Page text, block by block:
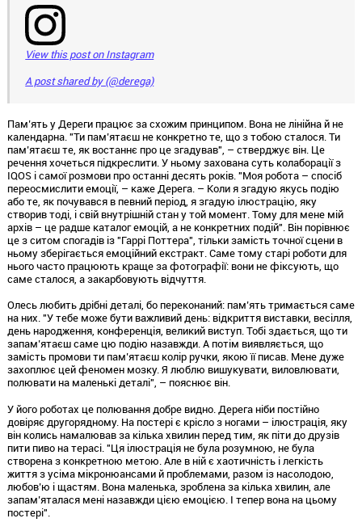
View this post on Instagram
A post shared by (@derega)
Пам’ять у Дереги працює за схожим принципом. Вона не лінійна й не
календарна. "Ти пам’ятаєш не конкретно те, що з тобою сталося. Ти
пам’ятаєш те, як востаннє про це згадував", – стверджує він. Це
речення хочеться підкреслити. У ньому захована суть колаборації з
IQOS і самої розмови про останні десять років. "Моя робота – спосіб
переосмислити емоції, – каже Дерега. – Коли я згадую якусь подію
або те, як почувався в певний період, я згадую ілюстрацію, яку
створив тоді, і свій внутрішній стан у той момент. Тому для мене мій
архів – це радше каталог емоцій, а не конкретних подій". Він порівнює
це з ситом спогадів із "Гаррі Поттера", тільки замість точної сцени в
ньому зберігається емоційний екстракт. Саме тому старі роботи для
нього часто працюють краще за фотографії: вони не фіксують, що
саме сталося, а закарбовують відчуття.
Олесь любить дрібні деталі, бо переконаний: пам’ять тримається саме
на них. "У тебе може бути важливий день: відкриття виставки, весілля,
день народження, конференція, великий виступ. Тобі здається, що ти
запам’ятаєш саме цю подію назавжди. А потім виявляється, що
замість промови ти пам’ятаєш колір ручки, якою її писав. Мене дуже
захоплює цей феномен мозку. Я люблю вишукувати, виловлювати,
полювати на маленькі деталі", – пояснює він.
У його роботах це полювання добре видно. Дерега ніби постійно
довіряє другорядному. На постері є крісло з ногами – ілюстрація, яку
він колись намалював за кілька хвилин перед тим, як піти до друзів
пити пиво на терасі. "Ця ілюстрація не була розумною, не була
створена з конкретною метою. Але в ній є хаотичність і легкість
життя з усіма мікронюансами й проблемами, разом із насолодою,
любов’ю і щастям. Вона маленька, зроблена за кілька хвилин, але
запам’яталася мені назавжди цією емоцією. І тепер вона на цьому
постері".